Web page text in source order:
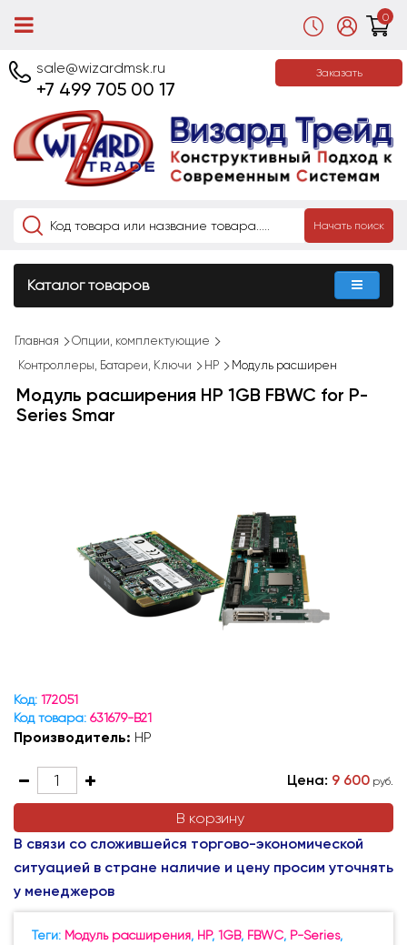
0
sale@wizardmsk.ru
+7 499 705 00 17
Заказать
Начать поиск
Каталог товаров
Главная
Опции, комплектующие
Контроллеры, Батареи, Ключи
HP Модуль расширен
Модуль расширения HP 1GB FBWC for P-
Series Smar
Код: 172051
Код товара: 631679-B21
Производитель: HP
В корзину
Цена: 9 600 руб.
В связи со сложившейся торгово-экономической
ситуацией в стране наличие и цену просим уточнять
у менеджеров
Теги: Модуль расширения, HP, 1GB, FBWC, P-Series,